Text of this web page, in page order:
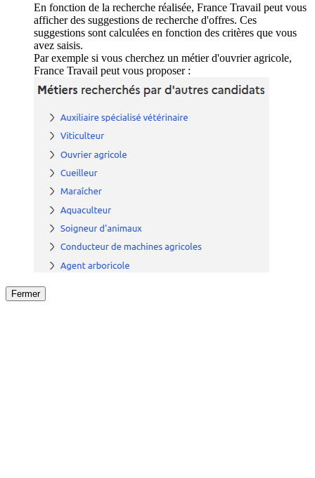
En fonction de la recherche réalisée, France Travail peut vous
afficher des suggestions de recherche d'offres. Ces
suggestions sont calculées en fonction des critères que vous
avez saisis.
Par exemple si vous cherchez un métier d'ouvrier agricole,
France Travail peut vous proposer :
Fermer